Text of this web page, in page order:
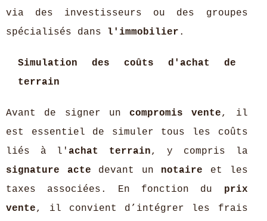
via des investisseurs ou des groupes
spécialisés dans l'immobilier .
Simulation des coûts d'achat de
terrain
Avant de signer uncompromis vente, il
est essentiel de simuler tous les coûts
liés à l'achat terrain, y compris la
signature acte devant un notaire et les
taxes associées. En fonction du prix
vente, il convient d’intégrer les frais